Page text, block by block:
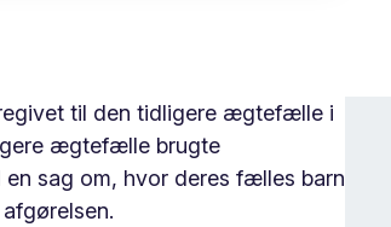
til den tidligere ægtefælle i
ægtefælle brugte
sag om, hvor deres fælles barn